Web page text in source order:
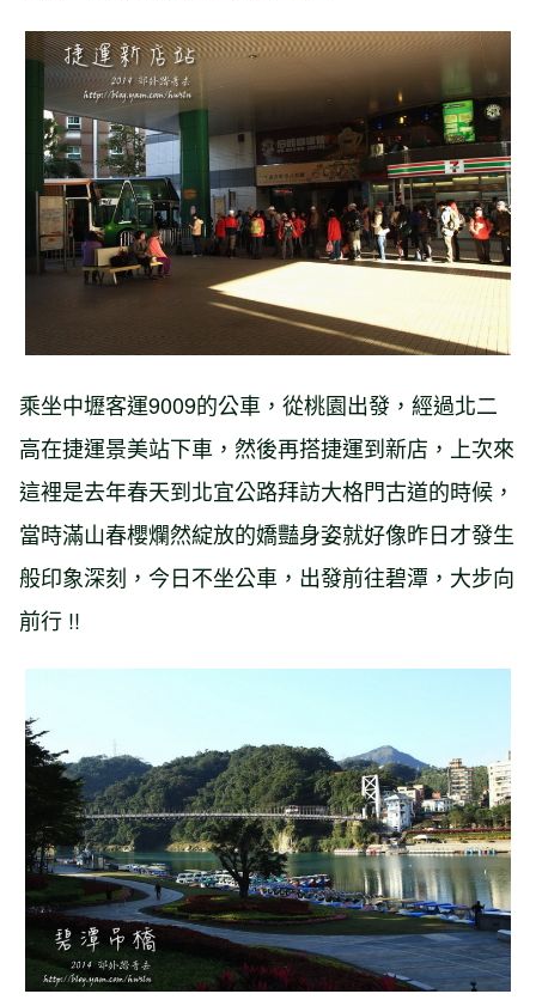
乘坐中壢客運9009的公車，從桃園出發，經過北二
高在捷運景美站下車，然後再搭捷運到新店，上次來
這裡是去年春天到北宜公路拜訪大格門古道的時候，
當時滿山春櫻爛然綻放的嬌豔身姿就好像昨日才發生
般印象深刻，今日不坐公車，出發前往碧潭，大步向
前行 !!